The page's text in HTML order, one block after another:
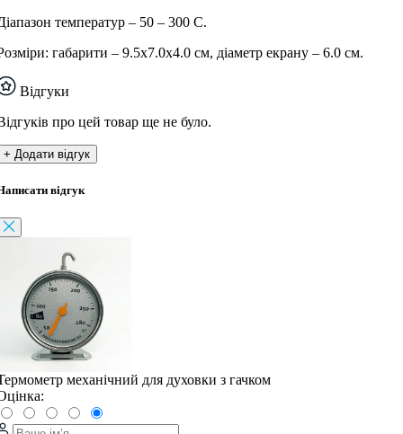
температур – 50 – 300 С.
габарити – 9.5х7.0х4.0 см, діаметр екрану – 6.0 см.
Відгуки
про цей товар ще не було.
+ Додати відгук
відгук
механічний для духовки з гачком